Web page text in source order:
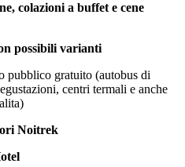
colazioni a buffet e cene
possibili varianti
pubblico gratuito (autobus di
centri termali e anche
Noitrek